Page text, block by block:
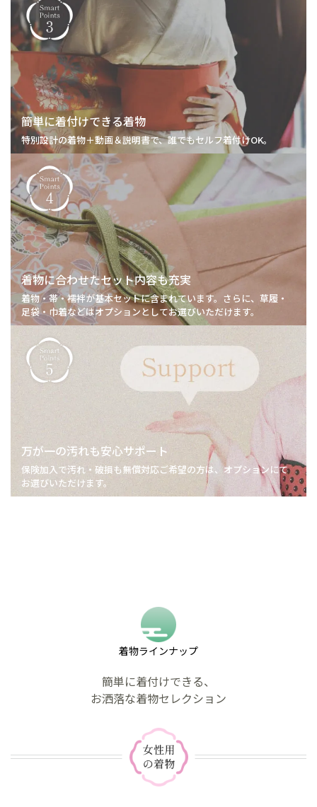
簡単に着付けできる着物
特別設計の着物＋動画＆説明書で、誰でもセルフ着付けOK。
着物に合わせたセット内容も充実
着物・帯・襦袢が基本セットに含まれています。さらに、草履・
足袋・巾着などはオプションとしてお選びいただけます。
万が一の汚れも安心サポート
保険加入で汚れ・破損も無償対応ご希望の方は、オプションにて
お選びいただけます。
着物ラインナップ
簡単に着付けできる、
お洒落な着物セレクション